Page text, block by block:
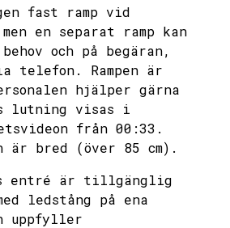
fast ramp vid
en separat ramp kan
och på begäran,
telefon. Rampen är
hjälper gärna
lutning visas i
från 00:33.
är bred (över 85 cm).
entré är tillgänglig
ledstång på ena
uppfyller